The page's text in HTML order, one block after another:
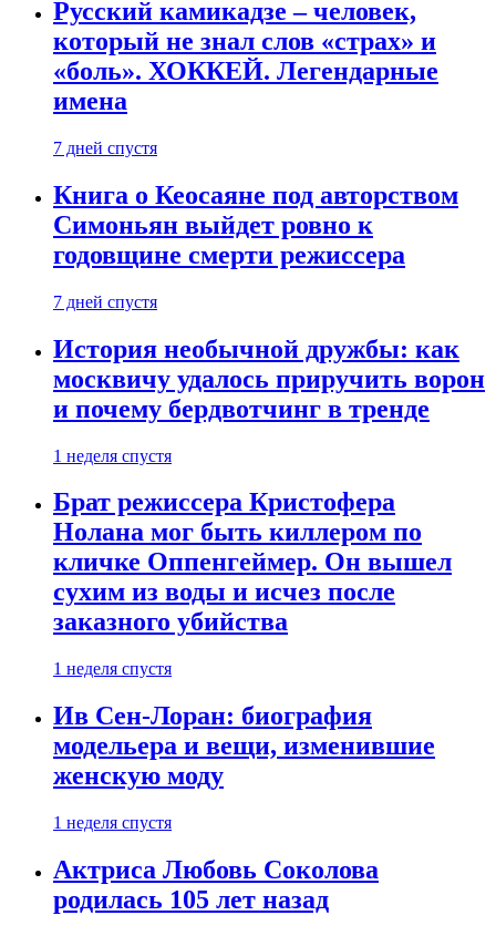
Русский камикадзе – человек,
который не знал слов «страх» и
«боль». ХОККЕЙ. Легендарные
имена
7 дней спустя
Книга о Кеосаяне под авторством
Симоньян выйдет ровно к
годовщине смерти режиссера
7 дней спустя
История необычной дружбы: как
москвичу удалось приручить ворон
и почему бердвотчинг в тренде
1 неделя спустя
Брат режиссера Кристофера
Нолана мог быть киллером по
кличке Оппенгеймер. Он вышел
сухим из воды и исчез после
заказного убийства
1 неделя спустя
Ив Сен-Лоран: биография
модельера и вещи, изменившие
женскую моду
1 неделя спустя
Актриса Любовь Соколова
родилась 105 лет назад